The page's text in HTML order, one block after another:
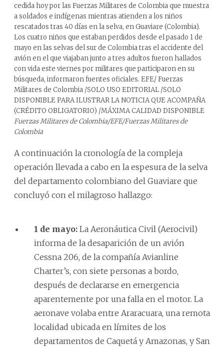
cedida hoy por las Fuerzas Militares de Colombia que muestra
a soldados e indígenas mientras atienden a los niños
rescatados tras 40 días en la selva, en Guaviare (Colombia).
Los cuatro niños que estaban perdidos desde el pasado 1 de
mayo en las selvas del sur de Colombia tras el accidente del
avión en el que viajaban junto a tres adultos fueron hallados
con vida este viernes por militares que participaron en su
búsqueda, informaron fuentes oficiales. EFE/ Fuerzas
Militares de Colombia /SOLO USO EDITORIAL /SOLO
DISPONIBLE PARA ILUSTRAR LA NOTICIA QUE ACOMPAÑA
(CRÉDITO OBLIGATORIO) /MÁXIMA CALIDAD DISPONIBLE
Fuerzas Militares de Colombia/EFE/Fuerzas Militares de
Colombia
A continuación la cronología de la compleja
operación llevada a cabo en la espesura de la selva
del departamento colombiano del Guaviare que
concluyó con el milagroso hallazgo:
1 de mayo: La Aeronáutica Civil (Aerocivil)
informa de la desaparición de un avión
Cessna 206, de la compañía Avianline
Charter’s, con siete personas a bordo,
después de declararse en emergencia
aparentemente por una falla en el motor. La
aeronave volaba entre Araracuara, una remota
localidad ubicada en límites de los
departamentos de Caquetá y Amazonas, y San